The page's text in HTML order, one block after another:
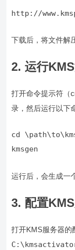
http://
下载后，将文件解
2. 运行
打开命令提示符（
录，然后运行以下
kmsgen
运行后，会生成一
3. 配置
打开KMS服务器的